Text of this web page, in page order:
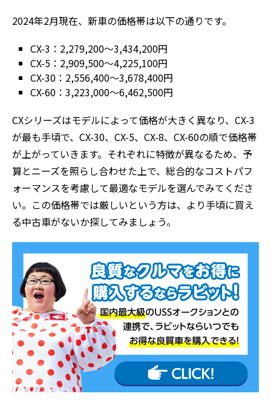
2024年2月現在、新車の価格帯は以下の通りです。
CX-3：2,279,200～3,434,200円
CX-5：2,909,500～4,225,100円
CX-30：2,556,400～3,678,400円
CX-60：3,223,000～6,462,500円
CXシリーズはモデルによって価格が大きく異なり、CX-3
が最も手頃で、CX-30、CX-5、CX-8、CX-60の順で価格帯
が上がっていきます。それぞれに特徴が異なるため、予
算とニーズを照らし合わせた上で、総合的なコストパフ
ォーマンスを考慮して最適なモデルを選んでみてくださ
い。この価格帯では厳しいという方は、より手頃に買え
る中古車がないか探してみましょう。